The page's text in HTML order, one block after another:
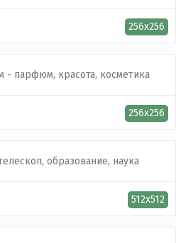
256x256
256x256
512x512